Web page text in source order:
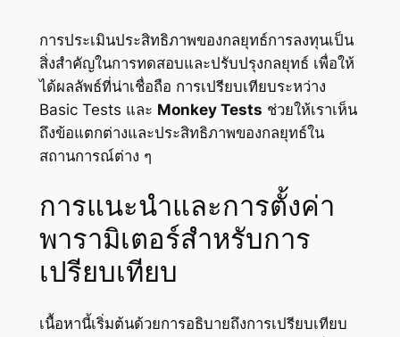
การประเมินประสิทธิภาพของกลยุทธ์การลงทุนเป็น
สิ่งสำคัญในการทดสอบและปรับปรุงกลยุทธ์ เพื่อให้
ได้ผลลัพธ์ที่น่าเชื่อถือ การเปรียบเทียบระหว่าง
Basic Tests และ Monkey Tests ช่วยให้เราเห็น
ถึงข้อแตกต่างและประสิทธิภาพของกลยุทธ์ใน
สถานการณ์ต่าง ๆ
การแนะนำและการตั้งค่า
พารามิเตอร์สำหรับการ
เปรียบเทียบ
เนื้อหานี้เริ่มต้นด้วยการอธิบายถึงการเปรียบเทียบ